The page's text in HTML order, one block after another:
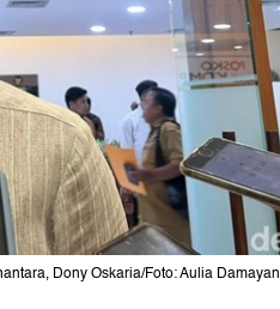
Dony Oskaria/Foto: Aulia